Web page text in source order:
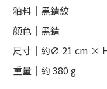
釉料｜黑錆絞
顏色｜黑錆
尺寸｜約∅ 21 cm ×
重量｜約 380 g